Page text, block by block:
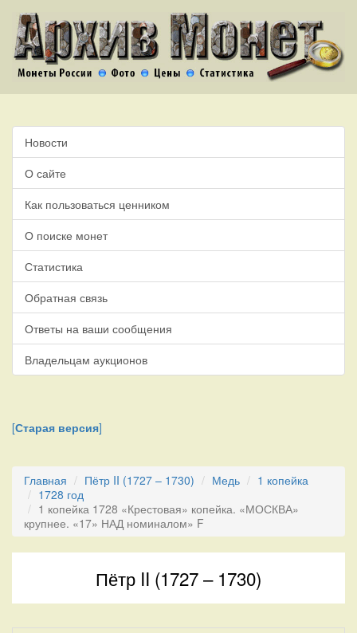
Новости
О сайте
Как пользоваться ценником
О поиске монет
Статистика
Обратная связь
Ответы на ваши сообщения
Владельцам аукционов
[Старая версия]
Главная Пётр II (1727 – 1730) Медь
1 копейка
1728 год
1 копейка 1728 «Крестовая» копейка. «МОСКВА»
крупнее. «17» НАД номиналом» F
Пётр II (1727 – 1730)